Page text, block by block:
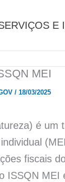
E
MEI
/ 18/03/2025
é um
fiscais
ISSQN